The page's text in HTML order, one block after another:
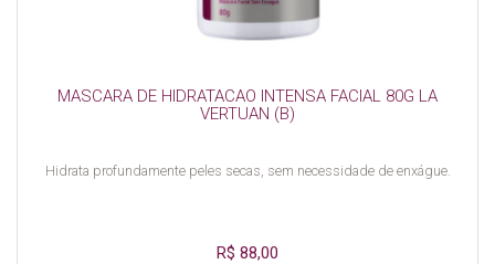
MASCARA DE HIDRATACAO INTENSA FACIAL 80G LA
VERTUAN (B)
Hidrata profundamente peles secas, sem necessidade de enxágue.
R$ 88,00